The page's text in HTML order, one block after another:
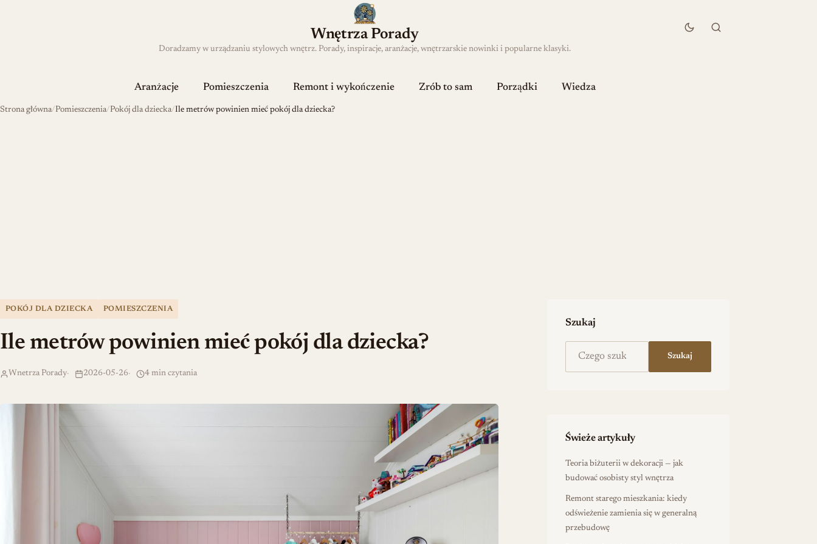
Wnętrza Porady
Doradzamy w urządzaniu stylowych wnętrz. Porady, inspiracje, aranżacje, wnętrzarskie nowinki i popularne klasyki.
Aranżacje Pomieszczenia Remont i wykończenie Zrób to sam Porządki Wiedza
Strona główna Pomieszczenia Pokój dla dziecka Ile metrów powinien mieć pokój dla dziecka?
POKÓJ DLA DZIECKA POMIESZCZENIA
Ile metrów powinien mieć pokój dla dziecka?
Wnetrza Porady 2026-05-26 4 min czytania
Szukaj
Szukaj
Świeże artykuły
Teoria biżuterii w dekoracji — jak
budować osobisty styl wnętrza
Remont starego mieszkania: kiedy
odświeżenie zamienia się w generalną
przebudowę